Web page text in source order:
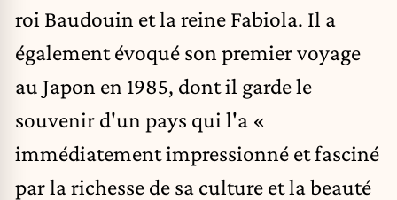
roi Baudouin et la reine Fabiola. Il a
également évoqué son premier voyage
au Japon en 1985, dont il garde le
souvenir d'un pays qui l'a «
immédiatement impressionné et fasciné
par la richesse de sa culture et la beauté